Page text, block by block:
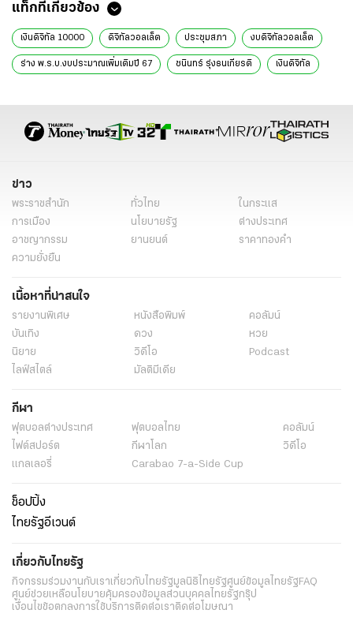
แท็กที่เกี่ยวข้อง
เงินดิจิทัล 10000 ดิจิทัลวอลเล็ต ประชุมสภา งบดิจิทัลวอลเล็ต
ร่าง พ.ร.บ.งบประมาณเพิ่มเติมปี 67 ชนินทร์ รุ่งธนเกียรติ เงินดิจิทัล
เรื่องเด่น โครงการเงินดิจิทัล 10000 บาท
ข่าว
พระราชสำนัก ทั่วไทย
ในกระแส
การเมือง
นโยบายรัฐ
ต่างประเทศ
อาชญากรรม
ยานยนต์
ราคาทองคำ
ความยั่งยืน
เนื้อหาที่น่าสนใจ
รายงานพิเศษ หนังสือพิมพ์
คอลัมน์
บันเทิง
ดวง
หวย
นิยาย
วิดีโอ
Podcast
ไลฟ์สไตล์
มัลติมีเดีย
กีฬา
ฟุตบอลต่่างประเทศ ฟุตบอลไทย
คอลัมน์
ไฟต์สปอร์ต
กีฬาโลก
วิดีโอ
แกลเลอรี่
Carabao 7-a-Side Cup
ช็อปปิ้ง
ไทยรัฐอีเวนต์
เกี่ยวกับไทยรัฐ
กิจกรรมร่วมงานกับเราเกี่ยวกับไทยรัฐมูลนิธิไทยรัฐศูนย์ข้อมูลไทยรัฐFAQ
ศูนย์ช่วยเหลือนโยบายคุ้มครองข้อมูลส่วนบุคคลไทยรัฐกรุ๊ป
เงื่อนไขข้อตกลงการใช้บริการติดต่อเราติดต่อโฆษณา